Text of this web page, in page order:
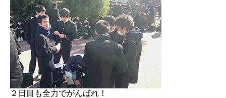
２日目も全力でがんばれ！